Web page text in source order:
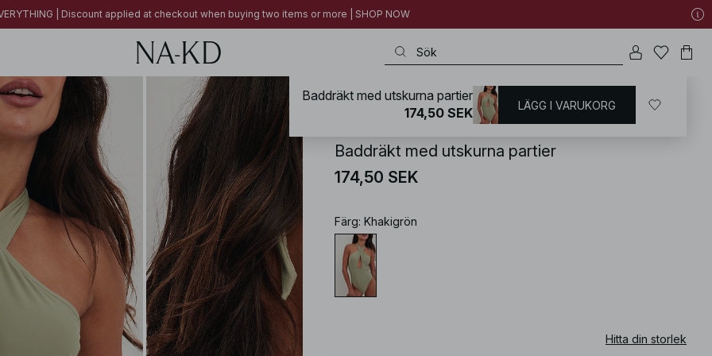
| Discount applied at checkout when buying two items or more | SHOP NOW
Badkläder / Baddräkter
Baddräkt med utskurna partier
174,50 SEK
Färg: Khakigrön
Hitta din storlek
Baddräkt med utskurna partier
174,50 SEK
LÄGG I VARUKORG